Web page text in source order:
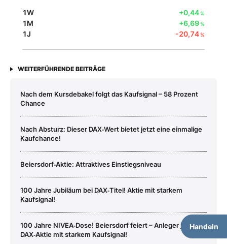
Handeln
1W +0,44%
1M +6,69%
1J -20,74%
WEITERFÜHRENDE BEITRÄGE
Nach dem Kursdebakel folgt das Kaufsignal – 58 Prozent
Chance
Nach Absturz: Dieser DAX‑Wert bietet jetzt eine einmalige
Kaufchance!
Beiersdorf‑Aktie: Attraktives Einstiegsniveau
100 Jahre Jubiläum bei DAX‑Titel! Aktie mit starkem
Kaufsignal!
100 Jahre NIVEA‑Dose! Beiersdorf feiert – Anleger jubeln?
DAX‑Aktie mit starkem Kaufsignal!